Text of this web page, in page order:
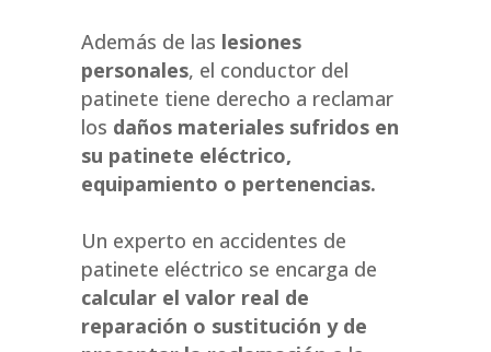
Además de las lesiones
personales, el conductor del
patinete tiene derecho a reclamar
los daños materiales sufridos en
su patinete eléctrico,
equipamiento o pertenencias.
Un experto en accidentes de
patinete eléctrico se encarga de
calcular el valor real de
reparación o sustitución y de